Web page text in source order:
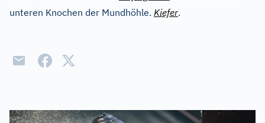
unteren Knochen der Mundhöhle. Kiefer.